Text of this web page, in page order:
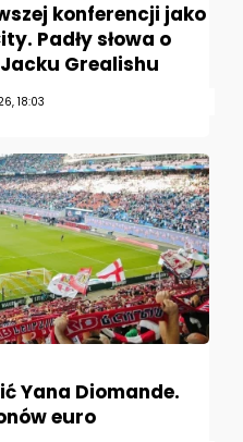
konferencji jako
Padły słowa o
Grealishu
18:03
Yana Diomande.
euro